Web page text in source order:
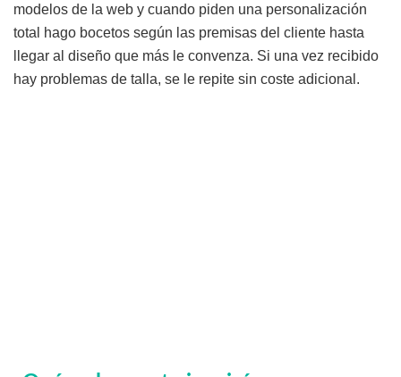
modelos de la web y cuando piden una personalización
total hago bocetos según las premisas del cliente hasta
llegar al diseño que más le convenza. Si una vez recibido
hay problemas de talla, se le repite sin coste adicional.